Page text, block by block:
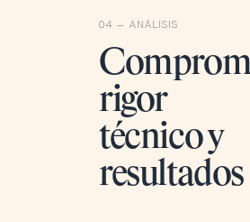
rigor
técnico y
resultados